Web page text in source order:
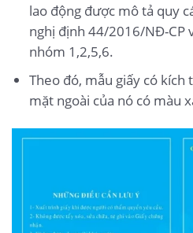
lao động được mô tả quy
nghị định 44/2016/NĐ-CP
nhóm 1,2,5,6.
Theo đó, mẫu giấy có kích
mặt ngoài của nó có màu